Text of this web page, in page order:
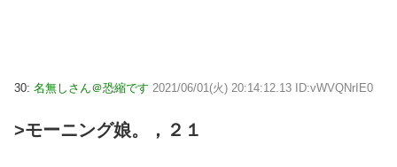
30: 名無しさん＠恐縮です 2021/06/01(火) 20:14:12.13 ID:vWVQNrIE0
>モーニング娘。，２１